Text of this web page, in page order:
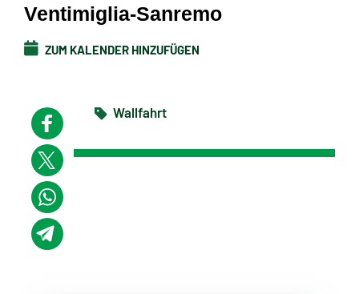
Ventimiglia-Sanremo
ZUM KALENDER HINZUFÜGEN
Wallfahrt